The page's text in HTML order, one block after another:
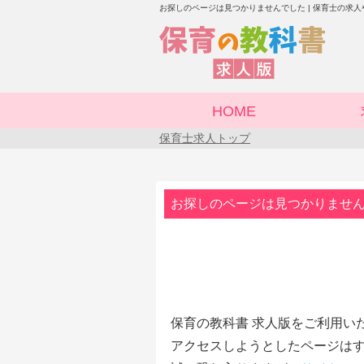
お探しのページは見つかりませんでした | 保育士の求
HOME
保育士求人トップ
お探しのページは見つかりませ
保育の教科書 求人版をご利用い
アクセスしようとしたページは